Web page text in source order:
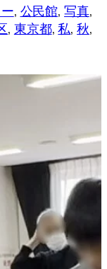
, 公民館, 写真
, 東京都, 私, 秋